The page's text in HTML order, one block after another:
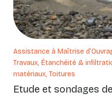
Assistance à Maîtrise
Travaux, Étanchéité &
matériaux, Toitures
Etude et sondages